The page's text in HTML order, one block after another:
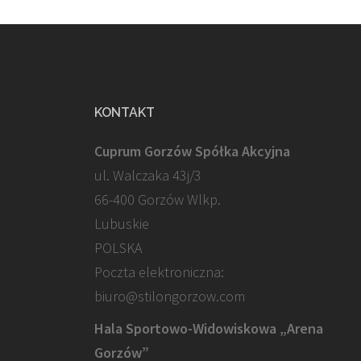
KONTAKT
Cuprum Gorzów Spółka Akcyjna
ul. Walczaka 43j/3
66-400 Gorzów Wlkp.
Lubuskie
POLSKA
Poczta elektroniczna:
biuro@stilongorzow.com
Hala Sportowo-Widowiskowa „Arena
Gorzów”